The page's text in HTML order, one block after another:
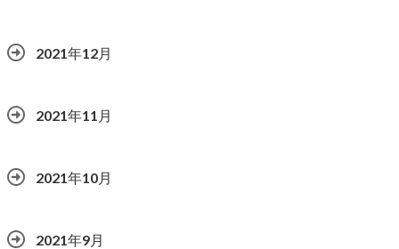
2021年12月
2021年11月
2021年10月
2021年9月